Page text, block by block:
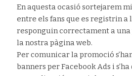
En aquesta ocasió sortejarem
entre els fans que es registrin a
responguin correctament a
la nostra pàgina web.
Per comunicar la promoció
banners per Facebook Ads i